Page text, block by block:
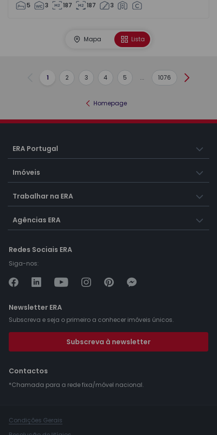
5 3 187 187 3
Mapa Lista
Anterior
1 2 3 4 5 ... 1076
Homepage
ERA Portugal
Imóveis
Trabalhar na ERA
Agências ERA
Redes Sociais ERA
Siga-nos:
Newsletter ERA
Subscreva e seja o primeiro a conhecer imóveis únicos.
Subscreva à newsletter
Contactos
*Chamada para a rede fixa/móvel nacional.
Condições Gerais